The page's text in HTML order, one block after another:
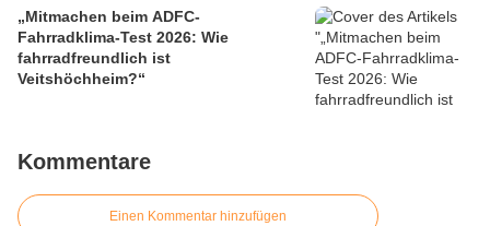
„Mitmachen beim ADFC-
Fahrradklima-Test 2026: Wie
fahrradfreundlich ist
Veitshöchheim?“
Kommentare
Einen Kommentar hinzufügen